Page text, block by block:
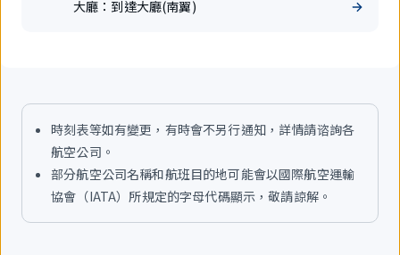
大廳： 到達大廳(南翼)
時刻表等如有變更，有時會不另行通知，詳情請谘詢各
航空公司。
部分航空公司名稱和航班目的地可能會以國際航空運輸
協會（IATA）所規定的字母代碼顯示，敬請諒解。